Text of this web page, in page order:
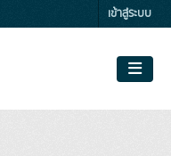
เข้าสู่ระบบ